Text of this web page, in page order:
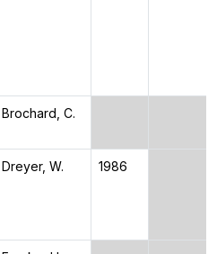
Brochard, C.
Dreyer, W. 1986